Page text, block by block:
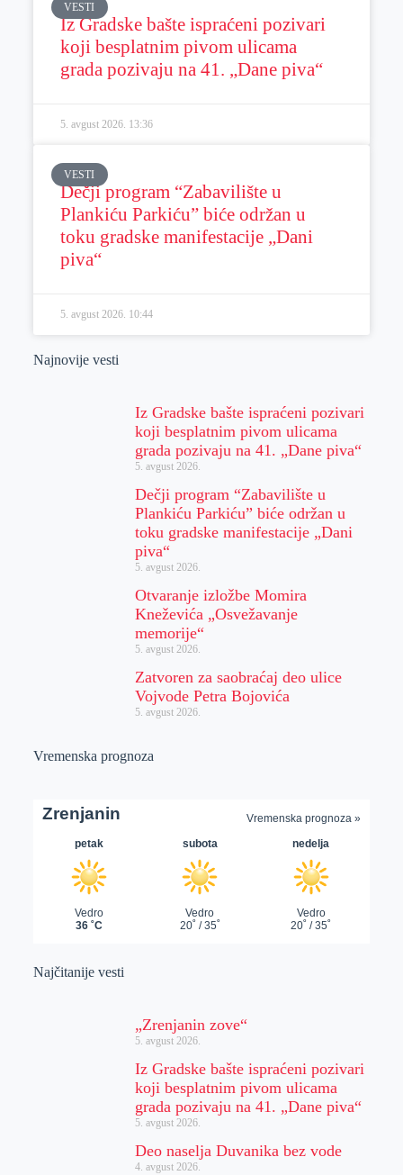
VESTI
Iz Gradske bašte ispraćeni pozivari
koji besplatnim pivom ulicama
grada pozivaju na 41. „Dane piva“
5. avgust 2026. 13:36
VESTI
Dečji program “Zabavilište u
Plankiću Parkiću” biće održan u
toku gradske manifestacije „Dani
piva“
5. avgust 2026. 10:44
Najnovije vesti
Iz Gradske bašte ispraćeni pozivari
koji besplatnim pivom ulicama
grada pozivaju na 41. „Dane piva“
5. avgust 2026.
Dečji program “Zabavilište u
Plankiću Parkiću” biće održan u
toku gradske manifestacije „Dani
piva“
5. avgust 2026.
Otvaranje izložbe Momira
Kneževića „Osvežavanje
memorije“
5. avgust 2026.
Zatvoren za saobraćaj deo ulice
Vojvode Petra Bojovića
5. avgust 2026.
Vremenska prognoza
Najčitanije vesti
„Zrenjanin zove“
5. avgust 2026.
Iz Gradske bašte ispraćeni pozivari
koji besplatnim pivom ulicama
grada pozivaju na 41. „Dane piva“
5. avgust 2026.
Deo naselja Duvanika bez vode
4. avgust 2026.